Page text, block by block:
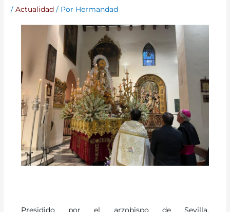
/Actualidad / Por Hermandad
Presidido por el arzobispo de Sevilla,